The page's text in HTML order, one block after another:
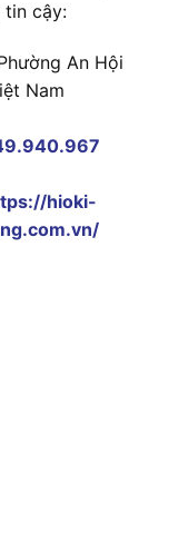
tin cậy:
An Hội
Nam
hioki-